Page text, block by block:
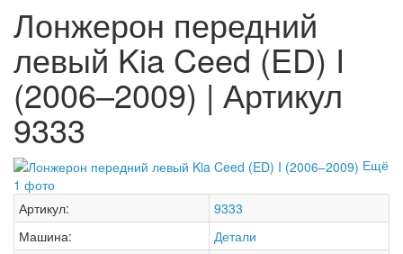
Лонжерон передний
левый Kia Ceed (ED) I
(2006–2009) | Артикул
9333
Ещё
1 фото
Артикул:
9333
Машина:
Детали